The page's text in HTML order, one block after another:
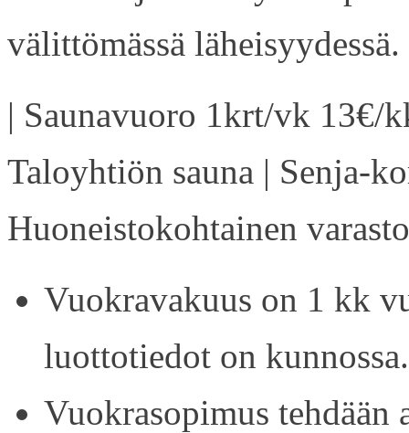
välittömässä läheisyydessä.
| Saunavuoro 1krt/vk 13€/
Taloyhtiön sauna | Senja-
Huoneistokohtainen
Vuokravakuus on 1 kk
luottotiedot on kunnossa.
Vuokrasopimus tehdään